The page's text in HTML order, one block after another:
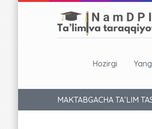
Hozirgi
MAKTABGACHA TA’LIM